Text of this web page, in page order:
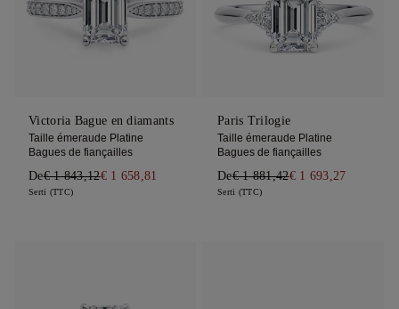
Victoria Bague en diamants
Taille émeraude Platine
Bagues de fiançailles
De€ 1 843,12€ 1 658,81
Serti (TTC)
Paris Trilogie
Taille émeraude Platine
Bagues de fiançailles
De€ 1 881,42€ 1 693,27
Serti (TTC)